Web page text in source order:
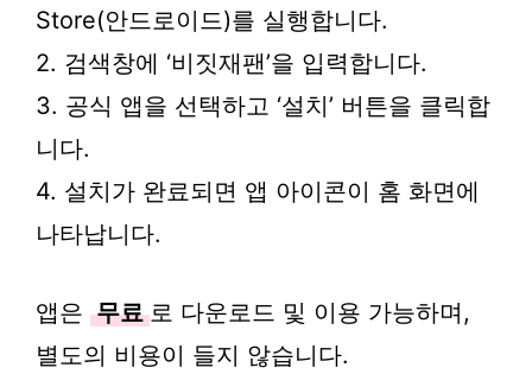
Store(안드로이드)를 실행합니다.
2. 검색창에 ‘비짓재팬’을 입력합니다.
3. 공식 앱을 선택하고 ‘설치’ 버튼을 클릭합
니다.
4. 설치가 완료되면 앱 아이콘이 홈 화면에
나타납니다.
앱은 무료 로 다운로드 및 이용 가능하며,
별도의 비용이 들지 않습니다.